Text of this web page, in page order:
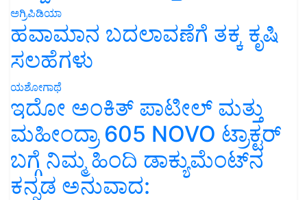
ಅಗ್ರಿಪಿಡಿಯಾ
ಹವಾಮಾನ ಬದಲಾವಣೆಗೆ ತಕ್ಕ ಕೃಷಿ
ಸಲಹೆಗಳು
ಯಶೋಗಾಥೆ
ಇದೋ ಅಂಕಿತ್ ಪಾಟೀಲ್ ಮತ್ತು
ಮಹೀಂದ್ರಾ 605 NOVO ಟ್ರಾಕ್ಟರ್
ಬಗ್ಗೆ ನಿಮ್ಮ ಹಿಂದಿ ಡಾಕ್ಯುಮೆಂಟ್‌ನ
ಕನ್ನಡ ಅನುವಾದ: